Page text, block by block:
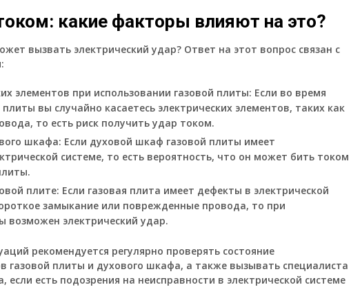
какие факторы влияют на это?
вызвать электрический удар? Ответ на этот вопрос связан с
элементов при использовании газовой плиты: Если во время
вы случайно касаетесь электрических элементов, таких как
то есть риск получить удар током.
шкафа: Если духовой шкаф газовой плиты имеет
системе, то есть вероятность, что он может бить током
плите: Если газовая плита имеет дефекты в электрической
замыкание или поврежденные провода, то при
возможен электрический удар.
рекомендуется регулярно проверять состояние
газовой плиты и духового шкафа, а также вызывать специалиста
если есть подозрения на неисправности в электрической системе